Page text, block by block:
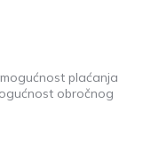
plaćanja
obročnog